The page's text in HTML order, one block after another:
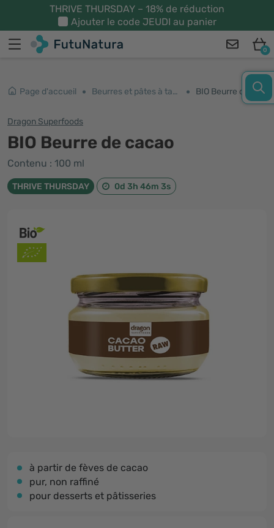
THRIVE THURSDAY – 18% de réduction
Ajouter le code JEUDI au panier
0
Page d'accueil Beurres et pâtes à tartiner BIO Beurre de cacao
Dragon Superfoods
BIO Beurre de cacao
Contenu : 100 ml
THRIVE THURSDAY 0d 3h 46m 2s
à partir de fèves de cacao
pur, non raffiné
pour desserts et pâtisseries